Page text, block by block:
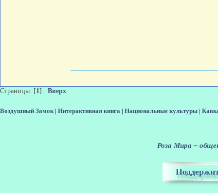
Страницы: [1] Вверх
Воздушный Замок | Интерактивная книга | Национальные культуры |
Роза Мира –